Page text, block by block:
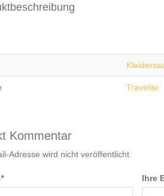
Travelite
Kommentar
Adresse wird nicht veröffentlicht
* Ihre